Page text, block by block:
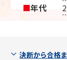
■年代
決断から合格